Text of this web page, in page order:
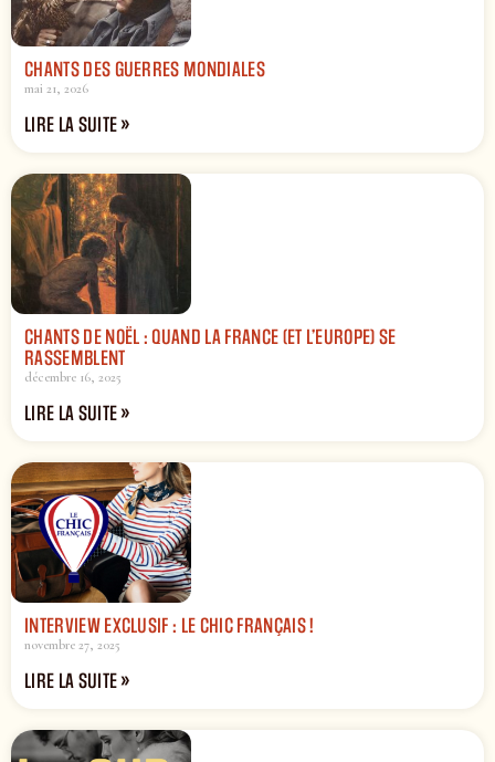
CHANTS DES GUERRES MONDIALES
mai 21, 2026
LIRE LA SUITE »
CHANTS DE NOËL : QUAND LA FRANCE (ET L’EUROPE) SE
RASSEMBLENT
décembre 16, 2025
LIRE LA SUITE »
INTERVIEW EXCLUSIF : LE CHIC FRANÇAIS !
novembre 27, 2025
LIRE LA SUITE »